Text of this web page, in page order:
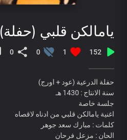
يامالكن قلبي (حفلة)
152
1
0
0
حفلة الدرعية (عود + اورج)
سنة الانتاج : 1430 هـ
جلسة خاصة
اغنية يامالكن قلبي من ادناه لاقصاه
كلمات : مبارك سعد جوهر
الحان : مزعل فرحان